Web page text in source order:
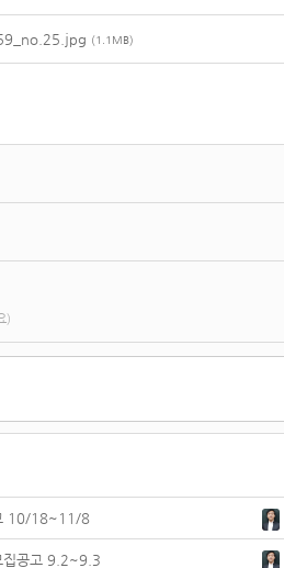
(1.1MB)
)
10/18~11/8
집공고 9.2~9.3